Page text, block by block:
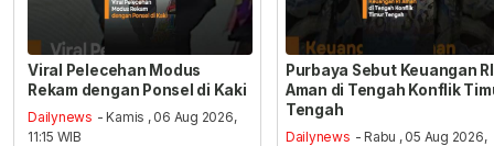
Viral Pelecehan Modus
Rekam dengan Ponsel di Kaki
Dailynews - Kamis , 06 Aug 2026,
11:15 WIB
Purbaya Sebut Keuangan RI
Aman di Tengah Konflik
Tengah
Dailynews - Rabu , 05 Aug 2026,